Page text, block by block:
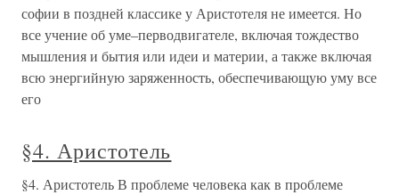
софии в поздней классике у Аристотеля не имеется. Но
все учение об уме–перводвигателе, включая тождество
мышления и бытия или идеи и материи, а также включая
всю энергийную заряженность, обеспечивающую уму все
его
§4. Аристотель
§4. Аристотель В проблеме человека как в проблеме